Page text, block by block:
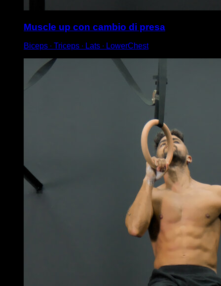
Muscle up con cambio di presa
Biceps ∙ Triceps ∙ Lats ∙ LowerChest